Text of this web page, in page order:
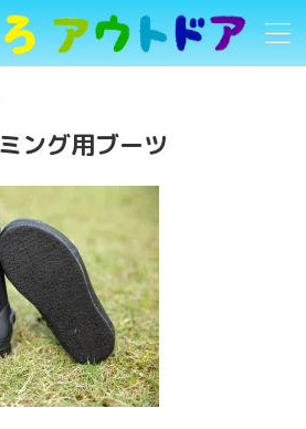
ング用ブーツ